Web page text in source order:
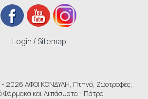
Login /Sitemap
2026 ΑΦΟΙ ΚΟΝΔΥΛΗ, Πτηνά, Ζωοτροφές,
Φάρμακα και Λιπάσματα - Πάτρα